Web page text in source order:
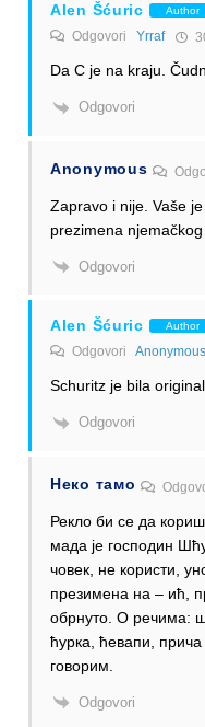
Alen Šćuric Author
Odgovori Yrraf
Da C je na kraju.
Odgovori
Anonymous
Zapravo i nije. Vaše
prezimena
Odgovori
Alen Šćuric Author
Odgovori Anonymous
Schuritz je bila
Odgovori
Неко тамо
Рекло би се да
мада је господин
човек, не користи,
презимена на – ић,
обрнуто. О речима:
ћурка, ћевапи,
говорим.
Odgovori